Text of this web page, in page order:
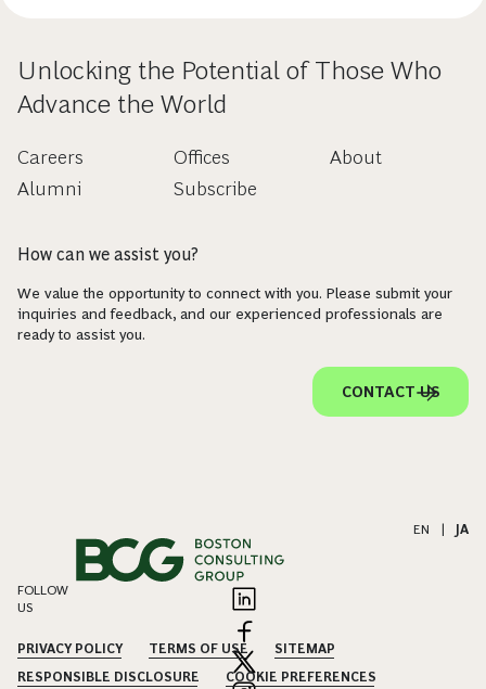
Unlocking the Potential of Those Who
Advance the World
Careers
Alumni
Offices
Subscribe
About
How can we assist you?
We value the opportunity to connect with you. Please submit your
inquiries and feedback, and our experienced professionals are
ready to assist you.
CONTACT US
EN JA
FOLLOW
US
PRIVACY POLICY TERMS OF USE
SITEMAP
RESPONSIBLE DISCLOSURE
COOKIE PREFERENCES